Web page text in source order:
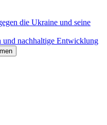
die Ukraine und seine
und nachhaltige Entwicklung